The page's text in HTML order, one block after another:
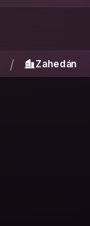
/ Zahedán